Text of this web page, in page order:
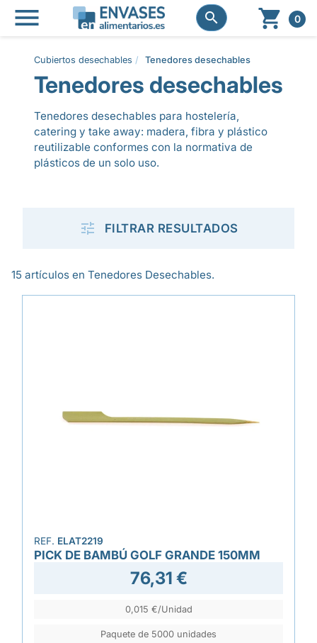
 
  0
Cubiertos desechables Tenedores desechables
Tenedores desechables
Tenedores desechables para hostelería,
catering y take away: madera, fibra y plástico
reutilizable conformes con la normativa de
plásticos de un solo uso.
 FILTRAR RESULTADOS
15 artículos en Tenedores Desechables.
REF. ELAT2219
PICK DE BAMBÚ GOLF GRANDE 150MM
76,31 €
0,015 €/Unidad
Paquete de 5000 unidades